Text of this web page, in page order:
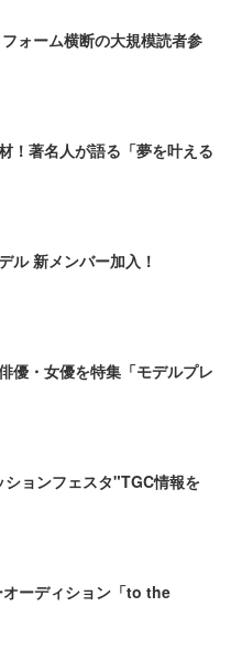
ォーム横断の大規模読者参
！著名人が語る「夢を叶える
ル 新メンバー加入！
優・女優を特集「モデルプレ
ョンフェスタ"TGC情報を
ーディション「to the